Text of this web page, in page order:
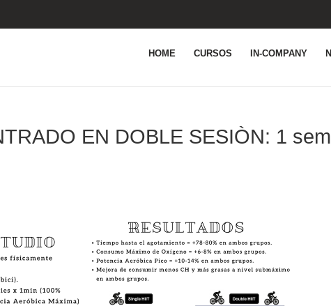
HOME CURSOS IN-COMPANY
EN DOBLE SESIÒN: 1